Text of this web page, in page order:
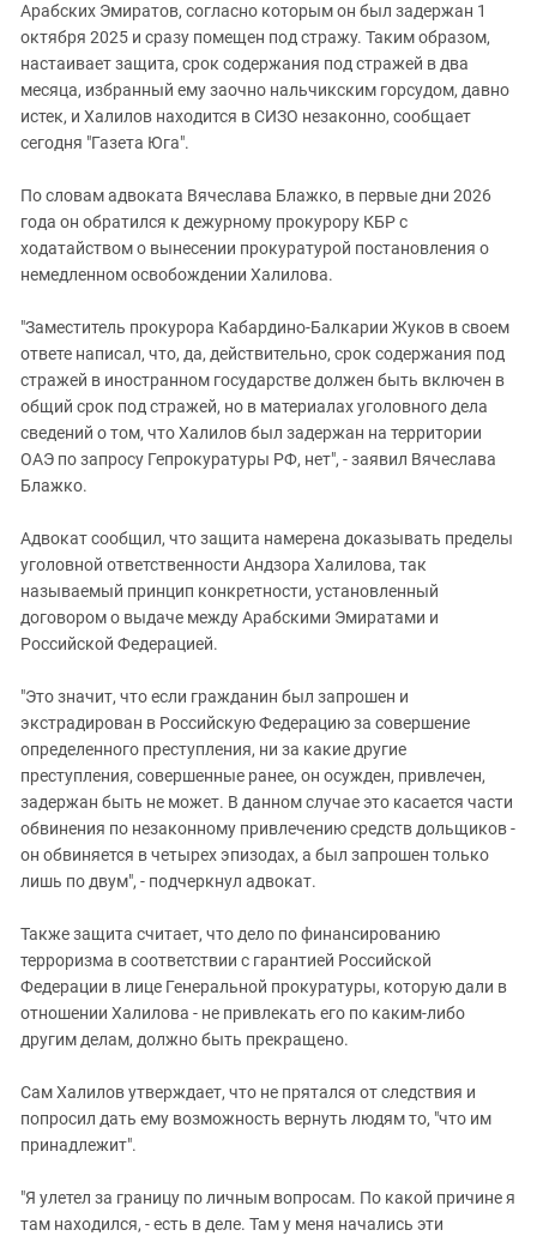
Арабских Эмиратов, согласно которым он был задержан 1
октября 2025 и сразу помещен под стражу. Таким образом,
настаивает защита, срок содержания под стражей в два
месяца, избранный ему заочно нальчикским горсудом, давно
истек, и Халилов находится в СИЗО незаконно, сообщает
сегодня "Газета Юга".
По словам адвоката Вячеслава Блажко, в первые дни 2026
года он обратился к дежурному прокурору КБР с
ходатайством о вынесении прокуратурой постановления о
немедленном освобождении Халилова.
"Заместитель прокурора Кабардино-Балкарии Жуков в своем
ответе написал, что, да, действительно, срок содержания под
стражей в иностранном государстве должен быть включен в
общий срок под стражей, но в материалах уголовного дела
сведений о том, что Халилов был задержан на территории
ОАЭ по запросу Гепрокуратуры РФ, нет", - заявил Вячеслава
Блажко.
Адвокат сообщил, что защита намерена доказывать пределы
уголовной ответственности Андзора Халилова, так
называемый принцип конкретности, установленный
договором о выдаче между Арабскими Эмиратами и
Российской Федерацией.
"Это значит, что если гражданин был запрошен и
экстрадирован в Российскую Федерацию за совершение
определенного преступления, ни за какие другие
преступления, совершенные ранее, он осужден, привлечен,
задержан быть не может. В данном случае это касается части
обвинения по незаконному привлечению средств дольщиков -
он обвиняется в четырех эпизодах, а был запрошен только
лишь по двум", - подчеркнул адвокат.
Также защита считает, что дело по финансированию
терроризма в соответствии с гарантией Российской
Федерации в лице Генеральной прокуратуры, которую дали в
отношении Халилова - не привлекать его по каким-либо
другим делам, должно быть прекращено.
Сам Халилов утверждает, что не прятался от следствия и
попросил дать ему возможность вернуть людям то, "что им
принадлежит".
"Я улетел за границу по личным вопросам. По какой причине я
там находился, - есть в деле. Там у меня начались эти